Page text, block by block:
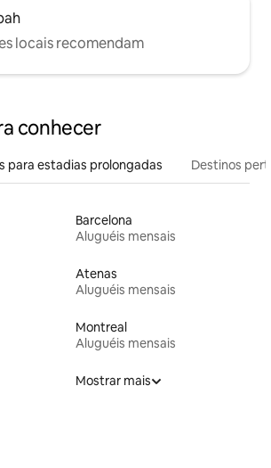
locais recomendam
conhecer
para estadias prolongadas Destinos
Barcelona
Aluguéis mensais
Atenas
Aluguéis mensais
Montreal
Aluguéis mensais
Mostrar mais